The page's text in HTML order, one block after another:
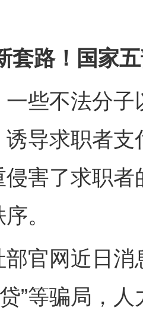
路！国家五
不法分子
导求职者
害了求职
。
网近日消
”等骗局，